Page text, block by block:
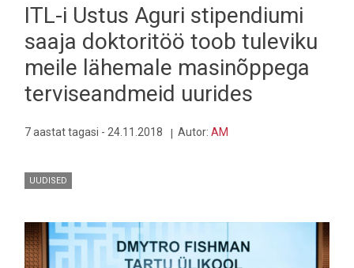
ITL-i Ustus Aguri stipendiumi
saaja doktoritöö toob tuleviku
meile lähemale masinõppega
terviseandmeid uurides
7 aastat tagasi - 24.11.2018 Autor: AM
UUDISED
Pilt